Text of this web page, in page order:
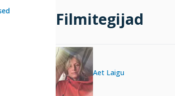
Filmitegijad
Aet Laigu